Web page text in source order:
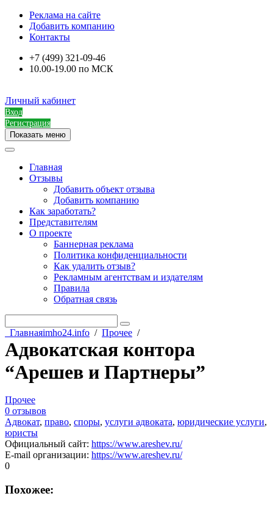
Реклама на сайте
Добавить компанию
Контакты
+7 (499) 321-09-46
10.00-19.00 по МСК
Личный кабинет
Вход
Регистрация
Показать меню
Главная
Отзывы
Добавить объект отзыва
Добавить компанию
Как заработать?
Представителям
О проекте
Баннерная реклама
Политика конфиденциальности
Как удалить отзыв?
Рекламным агентствам и издателям
Правила
Обратная связь
Главнаяimho24.info / Прочее /
Адвокатская контора
“Арешев и Партнеры”
Прочее
0 отзывов
Адвокат, право, споры, услуги адвоката, юридические услуги,
юристы
Официальный сайт: https://www.areshev.ru/
E-mail организации: https://www.areshev.ru/
0
Похожее: